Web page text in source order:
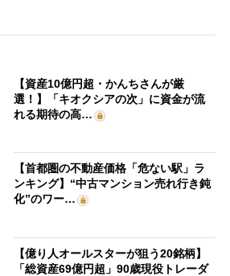
【資産10億円超・かんちさんが厳
選！】「キオクシアの次」に資金が流
れる期待の高…
【首都圏の不動産価格「危ない駅」ラ
ンキング】“中古マンション売れ行き鈍
化”のワー…
【億り人オールスターが狙う20銘柄】
「総資産69億円超」90歳現役トレーダ